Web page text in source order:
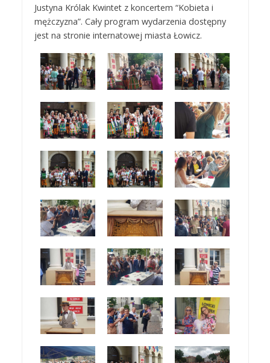
Justyna Królak Kwintet z koncertem “Kobieta i
mężczyzna”. Cały program wydarzenia dostępny
jest na stronie internatowej miasta Łowicz.